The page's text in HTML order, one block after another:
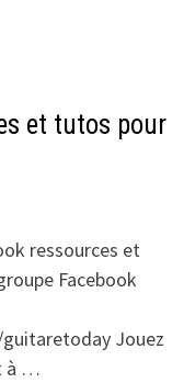
et tutos pour
ressources et
Facebook
Jouez
à …